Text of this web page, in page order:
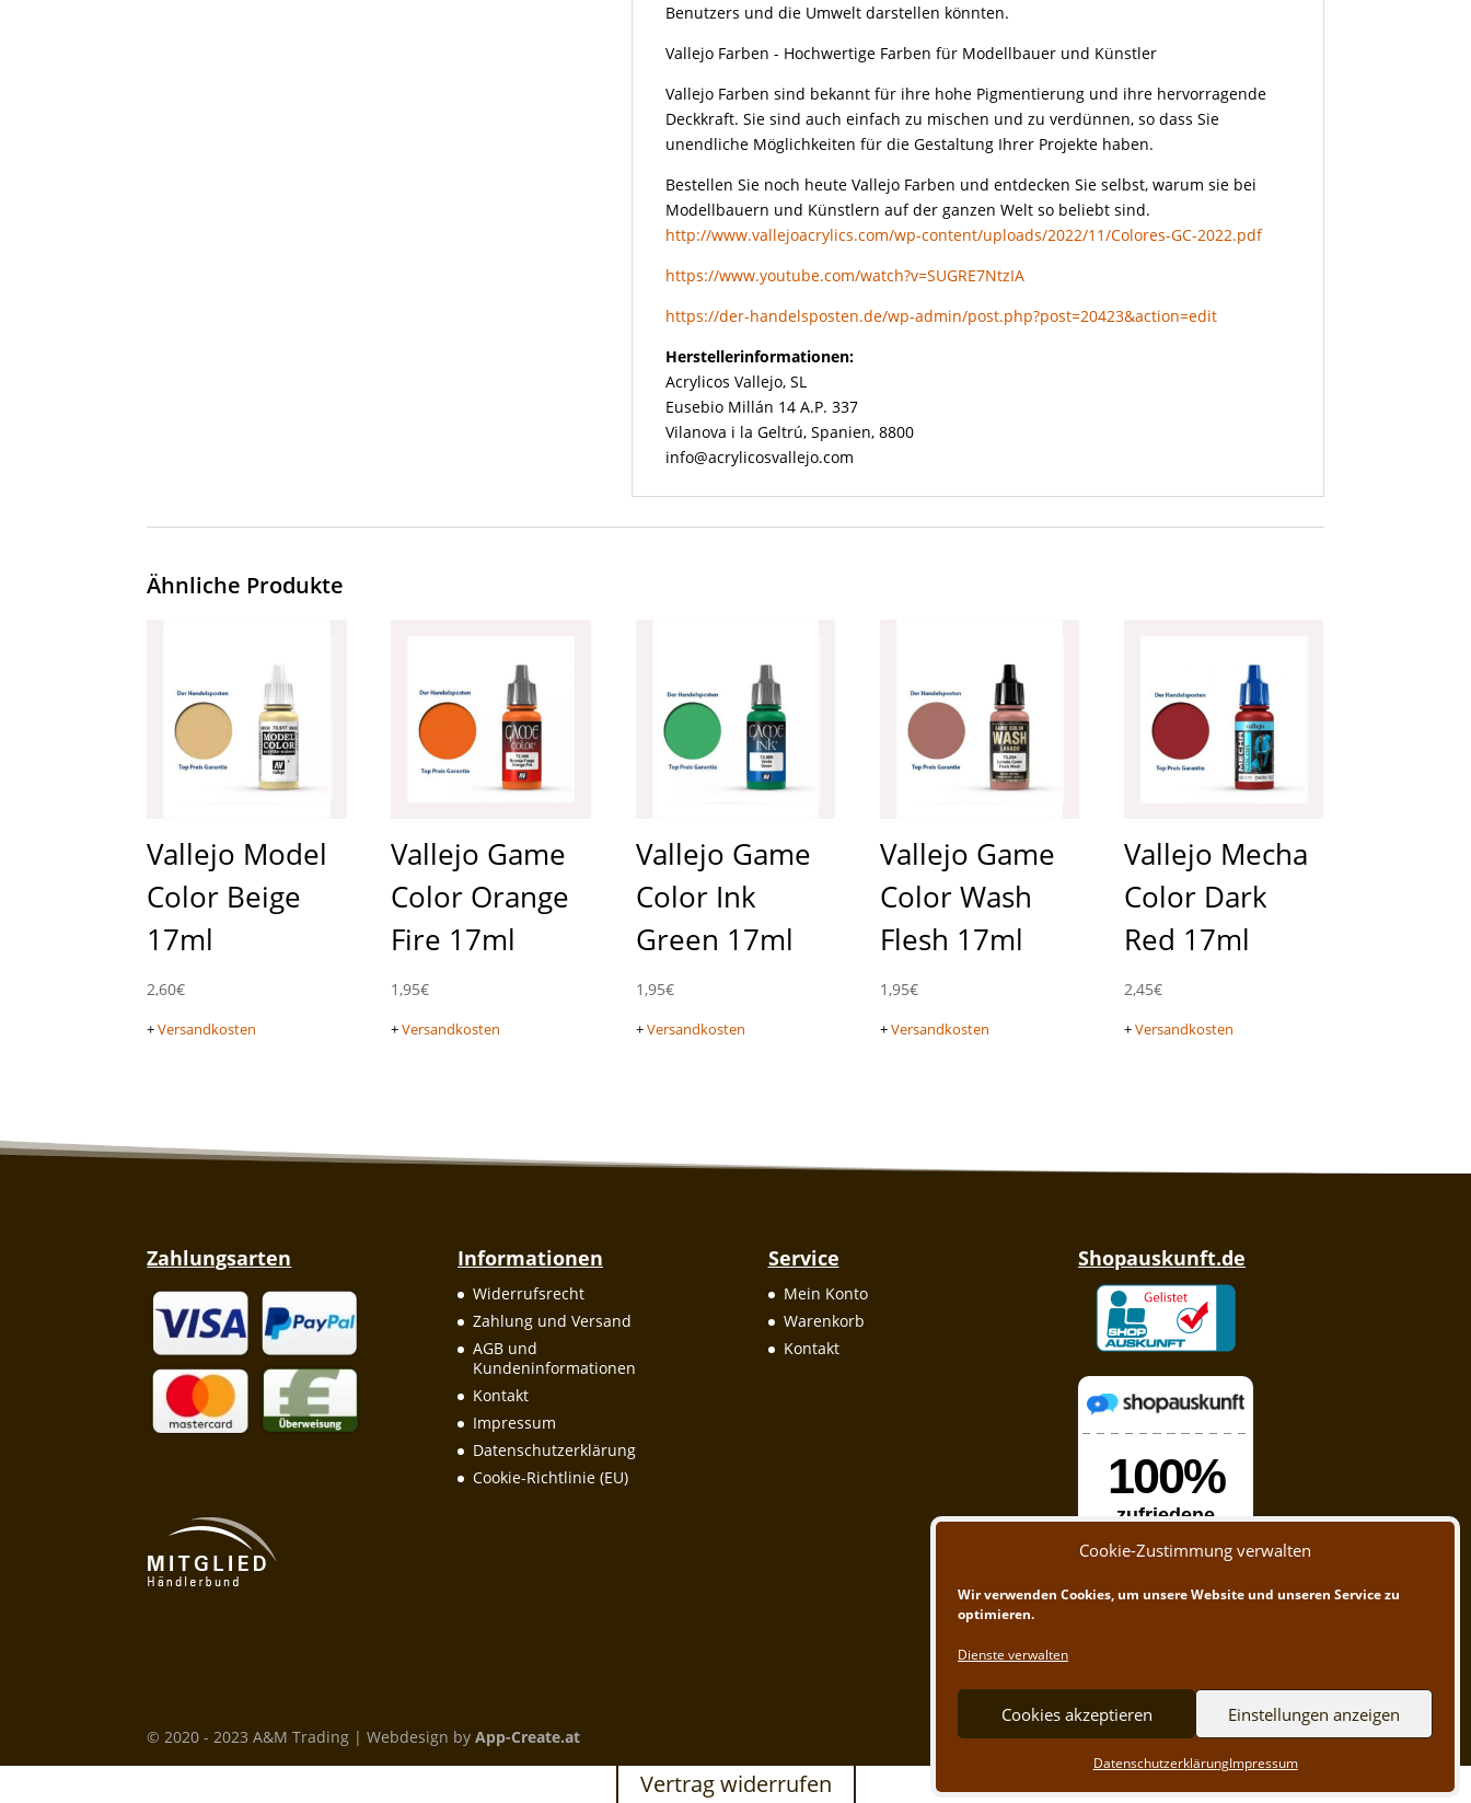
Cookie-Zustimmung verwalten
Wir verwenden Cookies, um unsere Website und unseren Service zu
optimieren.
Dienste verwalten
Cookies akzeptieren Einstellungen anzeigen
DatenschutzerklärungImpressum
Benutzers und die Umwelt darstellen könnten.
Vallejo Farben - Hochwertige Farben für Modellbauer und Künstler
Vallejo Farben sind bekannt für ihre hohe Pigmentierung und ihre hervorragende
Deckkraft. Sie sind auch einfach zu mischen und zu verdünnen, so dass Sie
unendliche Möglichkeiten für die Gestaltung Ihrer Projekte haben.
Bestellen Sie noch heute Vallejo Farben und entdecken Sie selbst, warum sie bei
Modellbauern und Künstlern auf der ganzen Welt so beliebt sind.
http://www.vallejoacrylics.com/wp-content/uploads/2022/11/Colores-GC-2022.pdf
https://www.youtube.com/watch?v=SUGRE7NtzIA
https://der-handelsposten.de/wp-admin/post.php?post=20423&action=edit
Herstellerinformationen:
Acrylicos Vallejo, SL
Eusebio Millán 14 A.P. 337
Vilanova i la Geltrú, Spanien, 8800
info@acrylicosvallejo.com
Ähnliche Produkte
Vallejo Model
Color Beige
17ml
2,60€
+Versandkosten
Vallejo Game
Color Orange
Fire 17ml
1,95€
+Versandkosten
Vallejo Game
Color Ink
Green 17ml
1,95€
+Versandkosten
Vallejo Game
Color Wash
Flesh 17ml
1,95€
+Versandkosten
Vallejo Mecha
Color Dark
Red 17ml
2,45€
+Versandkosten
Zahlungsarten Informationen
Widerrufsrecht
Zahlung und Versand
AGB und
Kundeninformationen
Kontakt
Impressum
Datenschutzerklärung
Cookie-Richtlinie (EU)
Service
Mein Konto
Warenkorb
Kontakt
Shopauskunft.de
© 2020 - 2023 A&M Trading | Webdesign byApp-Create.at
Vertrag widerrufen